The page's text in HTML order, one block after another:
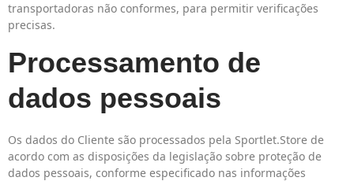
transportadoras não conformes, para permitir verificações
precisas.
Processamento de
dados pessoais
Os dados do Cliente são processados pela Sportlet.Store de
acordo com as disposições da legislação sobre proteção de
dados pessoais, conforme especificado nas informações